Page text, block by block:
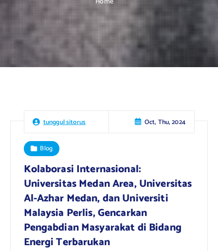
tunggul sitorus Oct, Thu, 2024
Blog
Kolaborasi Internasional:
Universitas Medan Area, Universitas
Al-Azhar Medan, dan Universiti
Malaysia Perlis, Gencarkan
Pengabdian Masyarakat di Bidang
Energi Terbarukan